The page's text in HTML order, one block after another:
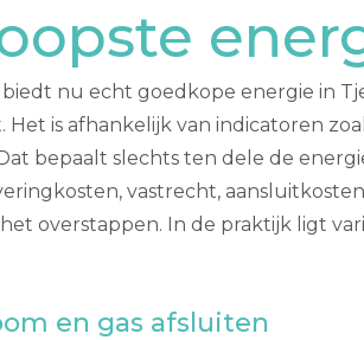
nu echt goedkope energie in
is afhankelijk van indicatoren
bepaalt slechts ten dele de
vastrecht,
overstappen. In de praktijk ligt
en gas afsluiten